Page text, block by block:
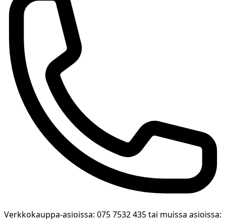
Verkkokauppa-asioissa: 075 7532 435 tai muissa asioissa: